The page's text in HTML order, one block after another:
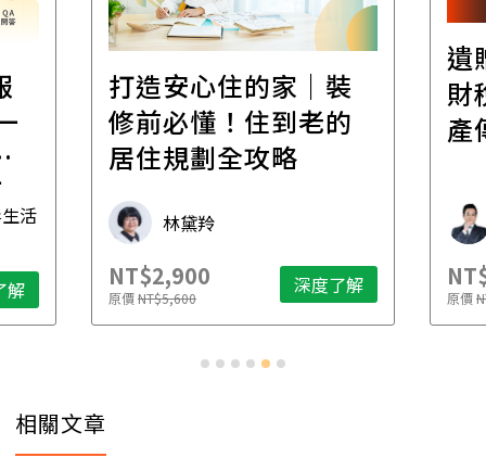
活
解
打造安心住的家｜裝
修前必懂！住到老的
居住規劃全攻略
林黛羚
NT$2,900
原價NT$5,600 深度了解
遺
財
產
原價
相關文章